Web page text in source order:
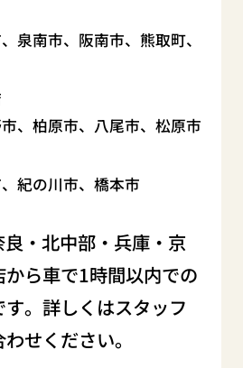
泉南市、阪南市、熊取町、
、柏原市、八尾市、松原市
紀の川市、橋本市
・北中部・兵庫・京
ら車で1時間以内での
。詳しくはスタッフ
せください。